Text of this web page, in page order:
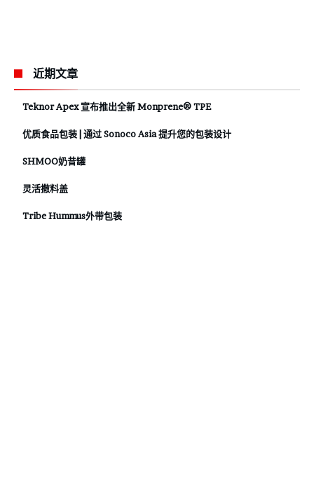
近期文章
Teknor Apex 宣布推出全新 Monprene® TPE
优质食品包装 | 通过 Sonoco Asia 提升您的包装设计
SHMOO奶昔罐
灵活撒料盖
Tribe Hummus外带包装